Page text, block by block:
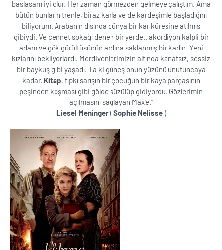
başlasam iyi olur. Her zaman görmezden gelmeye çalıştım. Ama
bütün bunların trenle, biraz karla ve de kardeşimle başladığını
biliyorum. Arabanın dışında dünya bir kar küresine atılmış
gibiydi. Ve cennet sokağı denen bir yerde.. akordiyon kalpli bir
adam ve gök gürültüsünün ardına saklanmış bir kadın. Yeni
kızlarını bekliyorlardı. Merdivenlerimizin altında kanatsız, sessiz
bir baykuş gibi yaşadı. Ta ki güneş onun yüzünü unutuncaya
kadar. Kitap, tıpkı sarışın bir çocuğun bir kaya parçasının
peşinden koşması gibi gölde süzülüp gidiyordu. Gözlerimin
açılmasını sağlayan Max'e.''
Liesel Meninger( Sophie Nelisse)